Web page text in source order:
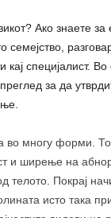
Ако знаете за
кај специјалист.
за да
во многу форми.
и ширење на
телото. Покрај
исто така